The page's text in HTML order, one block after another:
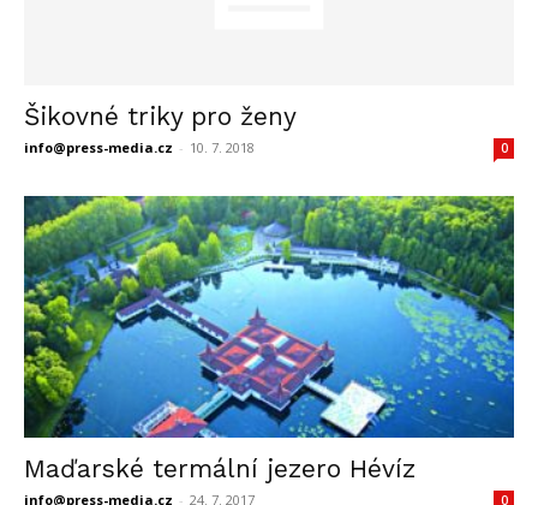
Šikovné triky pro ženy
info@press-media.cz - 10. 7. 2018 0
Maďarské termální jezero Hévíz
info@press-media.cz - 24. 7. 2017 0